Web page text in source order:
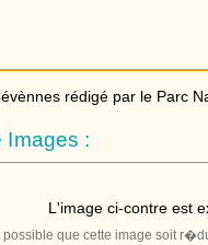
rédigé par le Parc
Images :
L'image ci-contre est
possible que cette image soit